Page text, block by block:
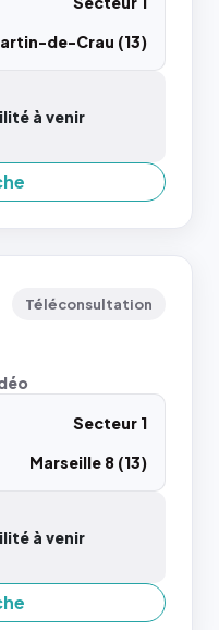
de-Crau (13)
à venir
Téléconsultation
Secteur 1
Marseille 8 (13)
à venir